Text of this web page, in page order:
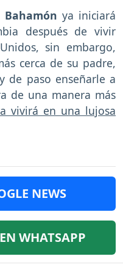
Bahamónya iniciará
después de vivir
sin embargo,
cerca de su padre,
de paso enseñarle a
de una manera más
vivirá en una lujosa
NEWS
WHATSAPP